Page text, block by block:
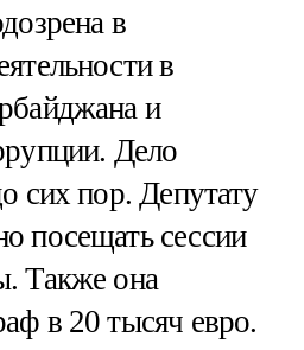
в
в
и
Дело
сих пор. Депутату
посещать сессии
Также она
в 20 тысяч евро.